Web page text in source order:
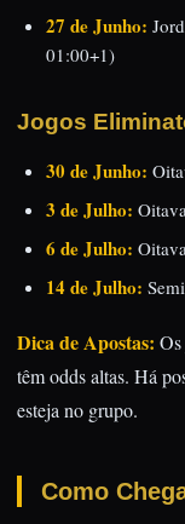
27 de Junho:
01:00+1)
Jogos
30 de Junho:
3 de Julho:
6 de Julho:
14 de Julho:
Dica de Apostas:
têm odds altas. Há
esteja no grupo.
Como